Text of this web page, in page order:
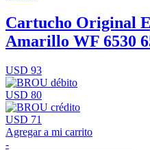
Cartucho Original
Amarillo WF 6530
USD 93
USD 80
USD 71
Agregar a mi carrito
-